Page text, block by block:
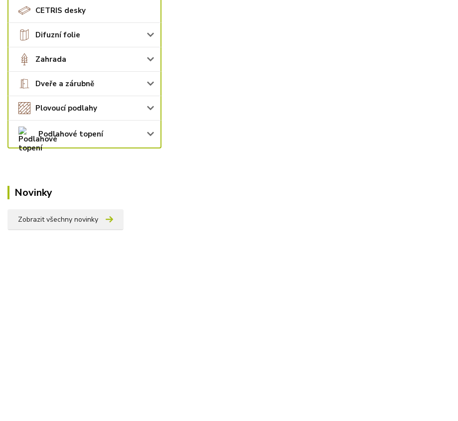
CETRIS desky
Difuzní folie
Zahrada
Dveře a zárubně
Plovoucí podlahy
Podlahové topení
Novinky
Zobrazit všechny novinky